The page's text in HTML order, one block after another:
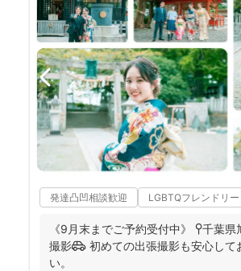
発達凸凹相談歓迎 LGBTQフレンドリー
《9月末までご予約受付中》 📍千葉
撮影🚗 初めての出張撮影も安心して
い。